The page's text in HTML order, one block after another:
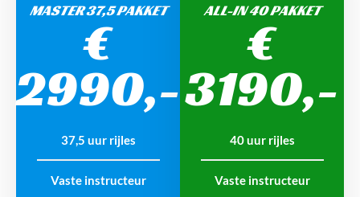
MASTER 37,5 PAKKET
€
2990,-
37,5 uur rijles
Vaste instructeur
ALL-IN 40 PAKKET
€
3190,-
40 uur rijles
Vaste instructeur